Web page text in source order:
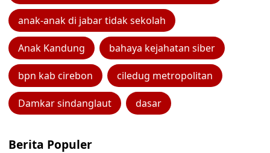
anak-anak di jabar tidak sekolah
Anak Kandung bahaya kejahatan siber
bpn kab cirebon ciledug metropolitan
Damkar sindanglaut dasar
Berita Populer